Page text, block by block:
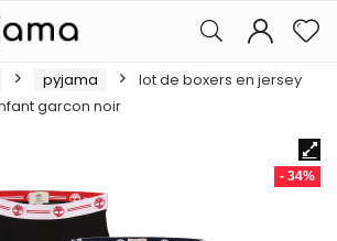
pyjama
lot de boxers en jersey
garcon noir
- 34%